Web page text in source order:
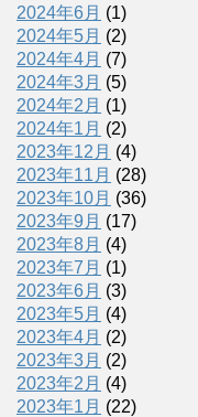
2024年6月 (1)
2024年5月 (2)
2024年4月 (7)
2024年3月 (5)
2024年2月 (1)
2024年1月 (2)
2023年12月 (4)
2023年11月 (28)
2023年10月 (36)
2023年9月 (17)
2023年8月 (4)
2023年7月 (1)
2023年6月 (3)
2023年5月 (4)
2023年4月 (2)
2023年3月 (2)
2023年2月 (4)
2023年1月 (22)